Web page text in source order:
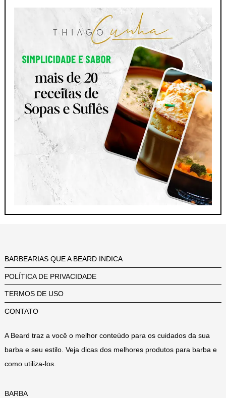
BARBEARIAS QUE A BEARD INDICA
POLÍTICA DE PRIVACIDADE
TERMOS DE USO
CONTATO
A Beard traz a você o melhor conteúdo para os cuidados da sua
barba e seu estilo. Veja dicas dos melhores produtos para barba e
como utiliza-los.
BARBA